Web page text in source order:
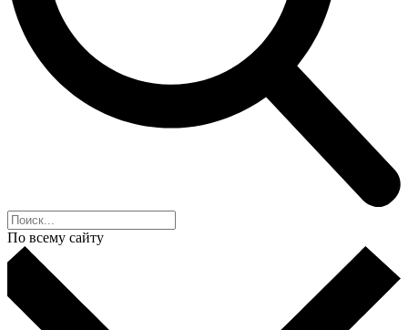
По всему сайту